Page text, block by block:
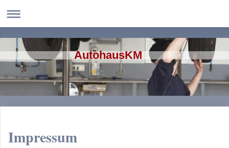
AutohausKM
Impressum